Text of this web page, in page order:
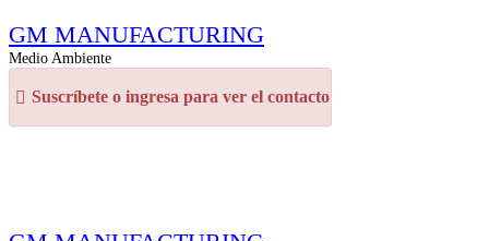
GM MANUFACTURING
Medio Ambiente
Suscríbete o ingresa para ver el contacto